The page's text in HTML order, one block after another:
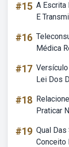
#15 A Escrita
E
#16
Médica
#17
Lei Dos
#18
Praticar
#19 Qual
Conceito